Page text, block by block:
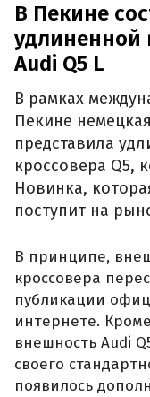
В Пекине
удлиненной
Audi Q5 L
В рамках
Пекине
представила
кроссовера Q5,
Новинка,
поступит на
В принципе,
кроссовера
публикации
интернете.
внешность Audi
своего
появилось